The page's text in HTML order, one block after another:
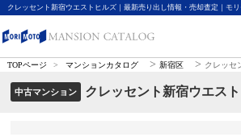
クレッセント新宿ウエストヒルズ｜最新売り出し情報・売却査定｜モ
TOPページ > マンションカタログ > 新宿区 > クレッセ
中古マンション クレッセント新宿ウエス